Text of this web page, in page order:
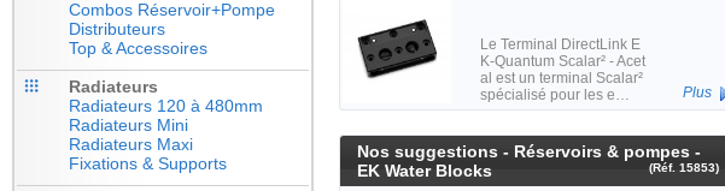
Combos Réservoir+Pompe
Distributeurs
Top & Accessoires
Radiateurs
Radiateurs 120 à 480mm
Radiateurs Mini
Radiateurs Maxi
Fixations & Supports
Le Terminal DirectLink E
K-Quantum Scalar² - Acet
al est un terminal Scalar²
spécialisé pour les e…
Plus
Nos suggestions - Réservoirs & pompes -
EK Water Blocks
(Réf. 15853)